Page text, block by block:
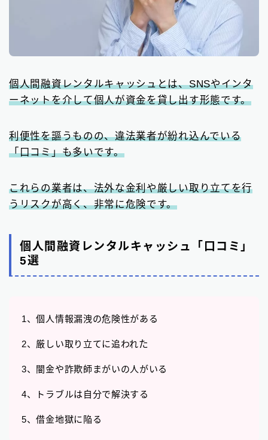
個人間融資レンタルキャッシュとは、SNSやインタ
ーネットを介して個人が資金を貸し出す形態です。
利便性を謳うものの、違法業者が紛れ込んでいる
「口コミ」も多いです。
これらの業者は、法外な金利や厳しい取り立てを行
うリスクが高く、非常に危険です。
個人間融資レンタルキャッシュ「口コミ」
5選
1、個人情報漏洩の危険性がある
2、厳しい取り立てに追われた
3、闇金や詐欺師まがいの人がいる
4、トラブルは自分で解決する
5、借金地獄に陥る